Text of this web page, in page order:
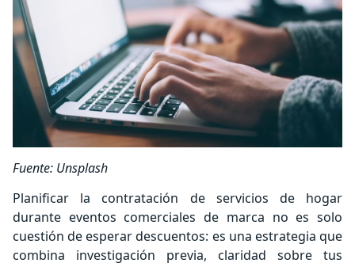
Fuente: Unsplash
Planificar la contratación de servicios de hogar
durante eventos comerciales de marca no es solo
cuestión de esperar descuentos: es una estrategia que
combina investigación previa, claridad sobre tus